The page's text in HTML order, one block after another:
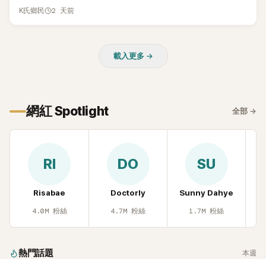
出中搶先公開新歌，引發粉絲高度期待。不過，她近日受訪時
K氏鄉民 2 天前
載入更多 →
網紅 Spotlight 全部 →
RI
Risabae
4.0M 粉絲
DO
Doctorly
4.7M 粉絲
SU
Sunny Dahye
1.7M 粉絲
熱門話題 本週